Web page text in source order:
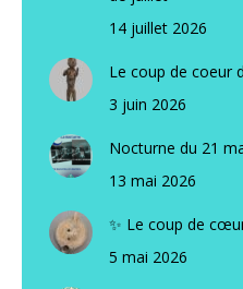
14 juillet 2026
Le coup de coeur
3 juin 2026
Nocturne du 21
13 mai 2026
✨ Le coup de
5 mai 2026